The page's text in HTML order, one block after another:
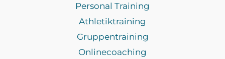
Personal Training
Athletiktraining
Gruppentraining
Onlinecoaching